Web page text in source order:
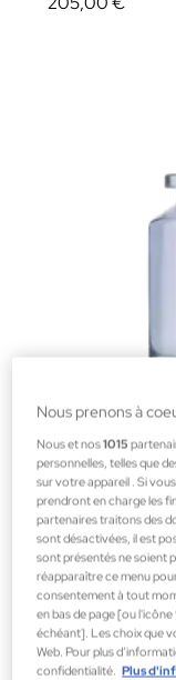
Fugazzi
SAINT REMY
Parfums unisexes
205,00 €
Nous prenons à
Nous et nos1015
personnelles, telles que
sur votre appareil . Si
prendront en charge les
partenaires traitons des
sont désactivées, il est
sont présentés ne soient
réapparaître ce menu
consentement à tout
en bas de page [ou
échéant]. Les choix que
Web. Pour plus
confidentialité. Plus